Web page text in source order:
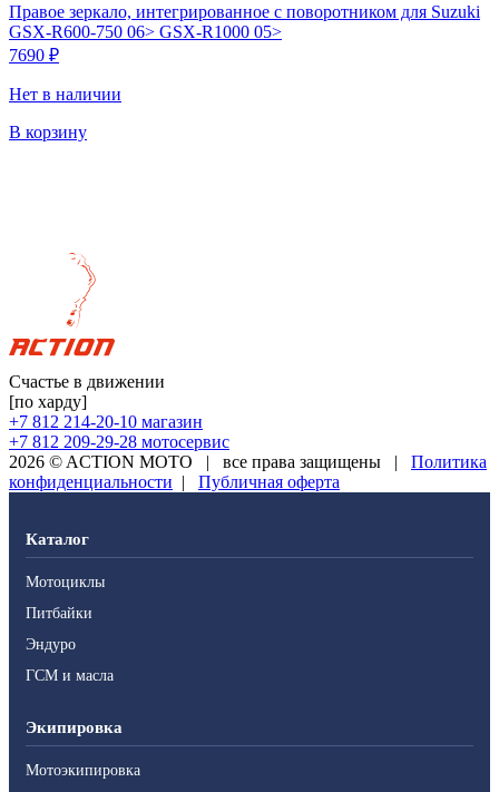
Правое зеркало, интегрированное с поворотником для Suzuki
GSX-R600-750 06> GSX-R1000 05>
7690 ₽
Нет в наличии
В корзину
Счастье в движении
[по харду]
+7 812 214-20-10 магазин
+7 812 209-29-28 мотосервис
2026 © ACTION MOTO | все права защищены |
Политика
конфиденциальности | Публичная оферта
Каталог
Мотоциклы
Питбайки
Эндуро
ГСМ и масла
Экипировка
Мотоэкипировка